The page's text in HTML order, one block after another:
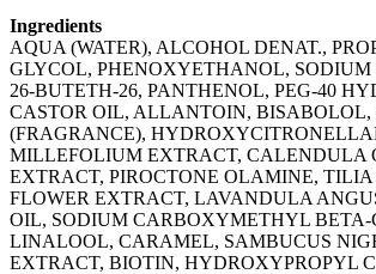
Ingredients
AQUA (WATER), ALCOHOL DENAT.,
GLYCOL, PHENOXYETHANOL, SODIUM
26-BUTETH-26, PANTHENOL, PEG-40
CASTOR OIL, ALLANTOIN, BISABOLOL,
(FRAGRANCE),
MILLEFOLIUM EXTRACT, CALENDULA
EXTRACT, PIROCTONE OLAMINE, TILIA
FLOWER EXTRACT, LAVANDULA
OIL, SODIUM CARBOXYMETHYL
LINALOOL, CARAMEL, SAMBUCUS
EXTRACT, BIOTIN, HYDROXYPROPYL